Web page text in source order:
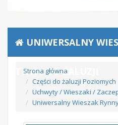
UNIWERSALNY
TWIST DO ŻALUZJI
Strona główna
Części do żaluzji Poziomych
Uchwyty / Wieszaki /
Uniwersalny Wieszak